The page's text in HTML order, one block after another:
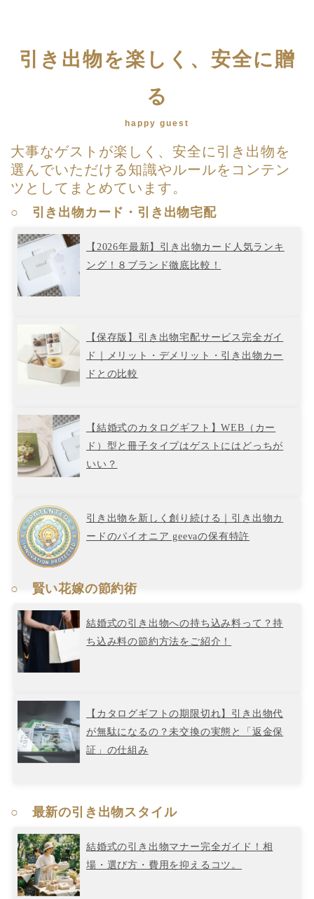
引き出物を楽しく、安全に贈
る
happy guest
大事なゲストが楽しく、安全に引き出物を
選んでいただける知識やルールをコンテン
ツとしてまとめています。
○ 引き出物カード・引き出物宅配
【2026年最新】引き出物カード人気ランキ
ング！８ブランド徹底比較！
【保存版】引き出物宅配サービス完全ガイ
ド｜メリット・デメリット・引き出物カー
ドとの比較
【結婚式のカタログギフト】WEB（カー
ド）型と冊子タイプはゲストにはどっちが
いい？
引き出物を新しく創り続ける｜引き出物カ
ードのパイオニア geevaの保有特許
○ 賢い花嫁の節約術
結婚式の引き出物への持ち込み料って？持
ち込み料の節約方法をご紹介！
【カタログギフトの期限切れ】引き出物代
が無駄になるの？未交換の実態と「返金保
証」の仕組み
○ 最新の引き出物スタイル
結婚式の引き出物マナー完全ガイド！相
場・選び方・費用を抑えるコツ。